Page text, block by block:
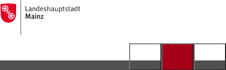
Перейти до змісту
На
головну
сторінку